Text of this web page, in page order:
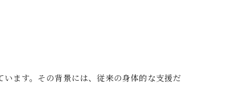
ます。その背景には、従来の身体的な支援だ